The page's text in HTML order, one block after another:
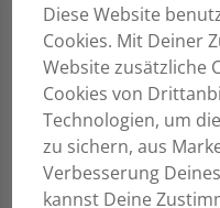
Diese Website
Cookies. Mit Deiner
Website zusätzliche
Cookies von
Technologien, um
zu sichern, aus
Verbesserung
kannst Deine